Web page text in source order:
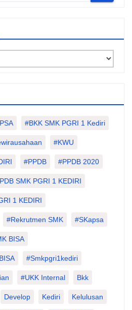
#BKK SMK PGRI 1 Kediri
#KWU
#PPDB #PPDB 2020
SMK PGRI 1 KEDIRI
1 KEDIRI
#Rekrutmen SMK #SKapsa
BISA
#smkpgri1kediri
#UKK Internal Bkk
Develop Kediri Kelulusan